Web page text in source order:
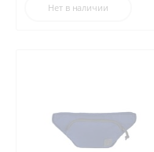
Нет в наличии